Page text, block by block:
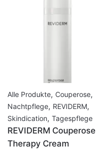
Alle Produkte, Couperose,
Nachtpflege, REVIDERM,
Skindication, Tagespflege
REVIDERM Couperose
Therapy Cream